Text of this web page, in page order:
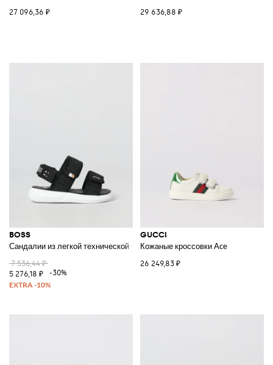
27 096,36 ₽ 29 636,88 ₽
BOSS
Сандалии из легкой технической ткани
7 536,44 ₽
5 276,18 ₽
-30%
GUCCI
Кожаные кроссовки Ace
26 249,83 ₽